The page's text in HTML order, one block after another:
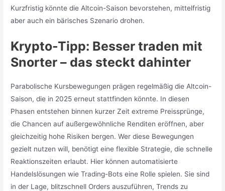
Kurzfristig könnte die Altcoin-Saison bevorstehen, mittelfristig
aber auch ein bärisches Szenario drohen.
Krypto-Tipp: Besser traden mit
Snorter – das steckt dahinter
Parabolische Kursbewegungen prägen regelmäßig die Altcoin-
Saison, die in 2025 erneut stattfinden könnte. In diesen
Phasen entstehen binnen kurzer Zeit extreme Preissprünge,
die Chancen auf außergewöhnliche Renditen eröffnen, aber
gleichzeitig hohe Risiken bergen. Wer diese Bewegungen
gezielt nutzen will, benötigt eine flexible Strategie, die schnelle
Reaktionszeiten erlaubt. Hier können automatisierte
Handelslösungen wie Trading-Bots eine Rolle spielen. Sie sind
in der Lage, blitzschnell Orders auszuführen, Trends zu